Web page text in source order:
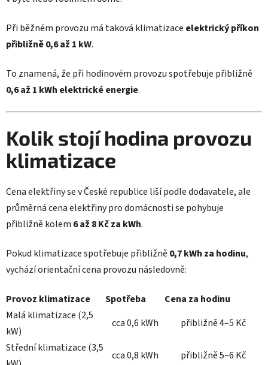
Při běžném provozu má taková klimatizace elektrický příkon
přibližně 0,6 až 1 kW.
To znamená, že při hodinovém provozu spotřebuje přibližně
0,6 až 1 kWh elektrické energie.
Kolik stojí hodina provozu
klimatizace
Cena elektřiny se v České republice liší podle dodavatele, ale
průměrná cena elektřiny pro domácnosti se pohybuje
přibližně kolem 6 až 8 Kč za kWh.
Pokud klimatizace spotřebuje přibližně 0,7 kWh za hodinu,
vychází orientační cena provozu následovně:
Provoz klimatizace Spotřeba
Cena za hodinu
Malá klimatizace (2,5
kW)
cca 0,6 kWh
přibližně 4–5 Kč
Střední klimatizace (3,5
cca 0,8 kWh
přibližně 5–6 Kč